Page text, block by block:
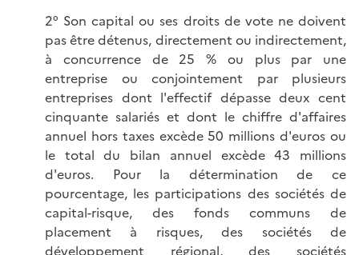
2° Son capital ou ses droits de vote ne doivent
pas être détenus, directement ou indirectement,
à concurrence de 25 % ou plus par une
entreprise ou conjointement par plusieurs
entreprises dont l'effectif dépasse deux cent
cinquante salariés et dont le chiffre d'affaires
annuel hors taxes excède 50 millions d'euros ou
le total du bilan annuel excède 43 millions
d'euros. Pour la détermination de ce
pourcentage, les participations des sociétés de
capital-risque, des fonds communs de
placement à risques, des sociétés de